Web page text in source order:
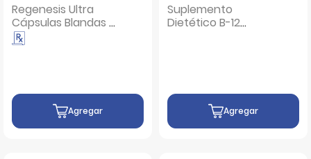
Regenesis Ultra
Cápsulas Blandas -
Caja 30 UN
Agregar
Suplemento
Dietético B-12
Agregar